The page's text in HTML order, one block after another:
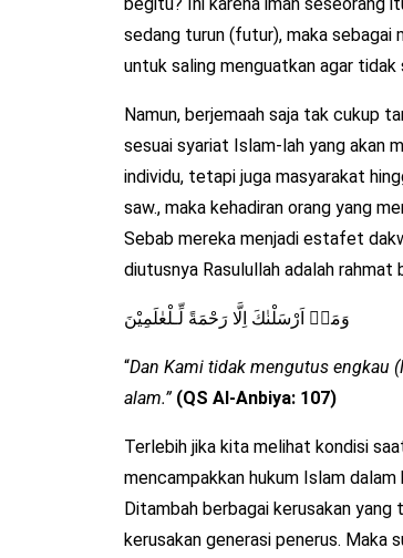
sedang turun (futur), maka sebagai
untuk saling menguatkan agar tidak
Namun, berjemaah saja tak cukup
sesuai syariat Islam-lah yang akan
individu, tetapi juga masyarakat
saw., maka kehadiran orang yang
Sebab mereka menjadi estafet
diutusnya Rasulullah adalah rahmat
وَمَاۤ اَرْسَلْنٰكَ اِلَّا رَحْمَةً لِّـلْعٰلَمِيْنَ
“Dan Kami tidak mengutus engkau
alam.” (QS Al-Anbiya: 107)
Terlebih jika kita melihat kondisi
mencampakkan hukum Islam
Ditambah berbagai kerusakan yang
kerusakan generasi penerus. Maka